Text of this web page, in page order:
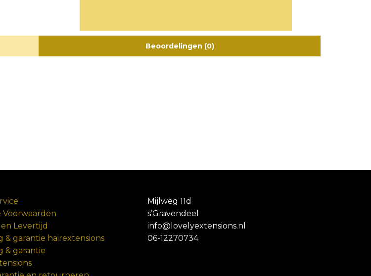
Beoordelingen (0)
Levertijd
& garantie hairextensions
& garantie
Mijlweg 11d
s’Gravendeel
info@lovelyextensions.nl
06-12270734